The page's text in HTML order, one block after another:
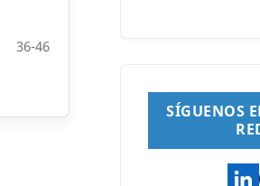
36-46
SÍGUENOS